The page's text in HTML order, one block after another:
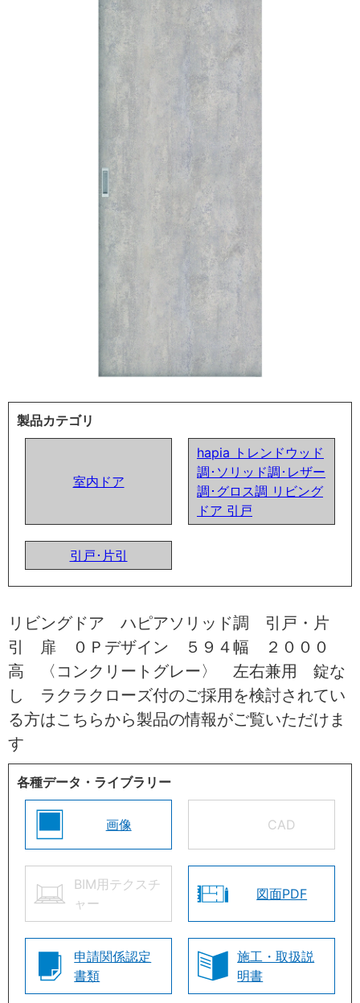
製品カテゴリ
室内ドア
hapia トレンドウッド
調･ソリッド調･レザー
調･グロス調 リビング
ドア 引戸
引戸･片引
リビングドア ハピアソリッド調 引戸・片
引 扉 ０Ｐデザイン ５９４幅 ２０００
高 〈コンクリートグレー〉 左右兼用 錠な
し ラクラクローズ付のご採用を検討されてい
る方はこちらから製品の情報がご覧いただけま
す
各種データ・ライブラリー
画像 CAD
BIM用テクスチ
ャー
図面PDF
申請関係認定
書類
施工・取扱説
明書